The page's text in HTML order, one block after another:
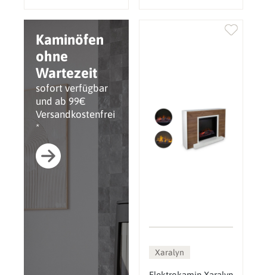
Kaminöfen
ohne
Wartezeit
sofort verfügbar
und ab 99€
Versandkostenfrei
*
Xaralyn